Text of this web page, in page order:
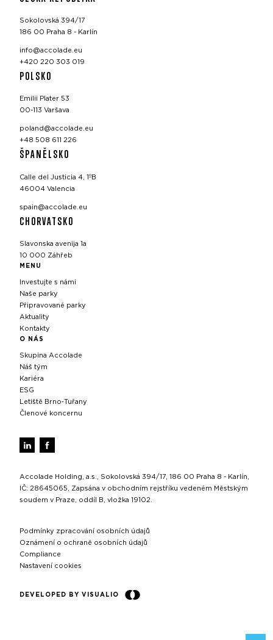
Sokolovská 394/17
186 00 Praha 8 - Karlín
info@accolade.eu
+420 220 303 019
POLSKO
Emilii Plater 53
00-113 Varšava
poland@accolade.eu
+48 508 611 226
ŠPANĚLSKO
Calle del Justicia 4, 1ºB
46004 Valencia
spain@accolade.eu
CHORVATSKO
Slavonska avenija 1a
10 000 Záhřeb
MENU
Investujte s námi
Naše parky
Připravované parky
Aktuality
Kontakty
O NÁS
Skupina Accolade
Náš tým
Kariéra
ESG
Letiště Brno‑Tuřany
Členové koncernu
Accolade Holding, a.s., Sokolovská 394/17, 186 00 Praha 8 - Karlín,
IČ: 28645065, Zapsána v obchodním rejstříku vedeném Městským
soudem v Praze, oddíl B, vložka 19102.
Podmínky zpracování osobních údajů
Oznámení o ochraně osobních údajů
Compliance
Nastavení cookies
DEVELOPED BY VISUALIO